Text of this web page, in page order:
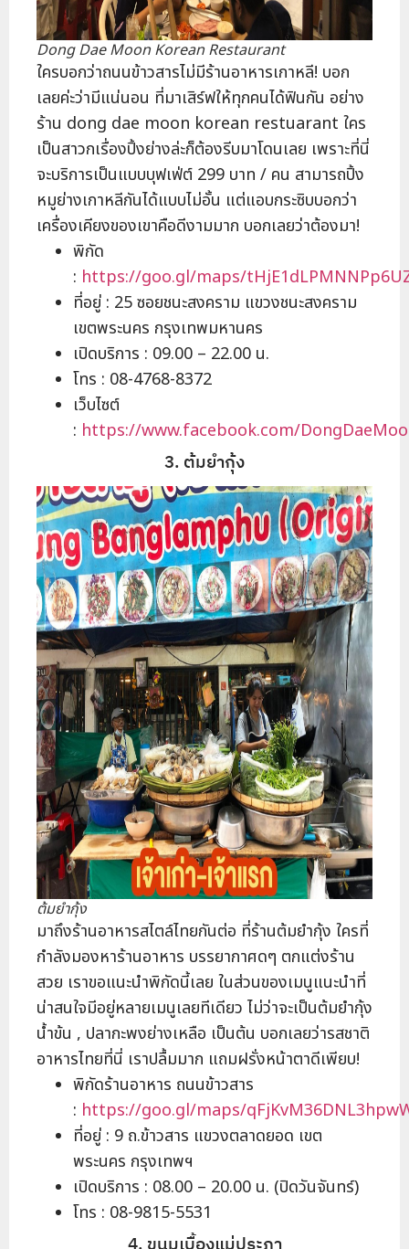
Dong Dae Moon Korean Restaurant
ใครบอกว่าถนนข้าวสารไม่มีร้านอาหารเกาหลี! บอก
เลยค่ะว่ามีแน่นอน ที่มาเสิร์ฟให้ทุกคนได้ฟินกัน อย่าง
ร้าน dong dae moon korean restuarant ใคร
เป็นสาวกเรื่องปิ้งย่างล่ะก็ต้องรีบมาโดนเลย เพราะที่นี่
จะบริการเป็นแบบบุฟเฟ่ต์ 299 บาท / คน สามารถปิ้ง
หมูย่างเกาหลีกันได้แบบไม่อั้น แต่แอบกระซิบบอกว่า
เครื่องเคียงของเขาคือดีงามมาก บอกเลยว่าต้องมา!
พิกัด
: https://goo.gl/maps/
ที่อยู่ : 25 ซอยชนะสงคราม แขวงชนะสงคราม
เขตพระนคร กรุงเทพมหานคร
เปิดบริการ : 09.00 – 22.00 น.
โทร : 08-4768-8372
เว็บไซต์
: https://www.facebook.com/
3. ต้มยำกุ้ง
ต้มยำกุ้ง
มาถึงร้านอาหารสไตล์ไทยกันต่อ ที่ร้านต้มยำกุ้ง ใครที่
กำลังมองหาร้านอาหาร บรรยากาศดๆ ตกแต่งร้าน
สวย เราขอแนะนำพิกัดนี้เลย ในส่วนของเมนูแนะนำที่
น่าสนใจมีอยู่หลายเมนูเลยทีเดียว ไม่ว่าจะเป็นต้มยำกุ้ง
น้ำข้น , ปลากะพงย่างเหลือ เป็นต้น บอกเลยว่ารสชาติ
อาหารไทยที่นี่ เราปลื้มมาก แถมฝรั่งหน้าตาดีเพียบ!
พิกัดร้านอาหาร ถนนข้าวสาร
: https://goo.gl/maps/
ที่อยู่ : 9 ถ.ข้าวสาร แขวงตลาดยอด เขต
พระนคร กรุงเทพฯ
เปิดบริการ : 08.00 – 20.00 น. (ปิดวันจันทร์)
โทร : 08-9815-5531
4. ขนมเบื้องแม่ประภา